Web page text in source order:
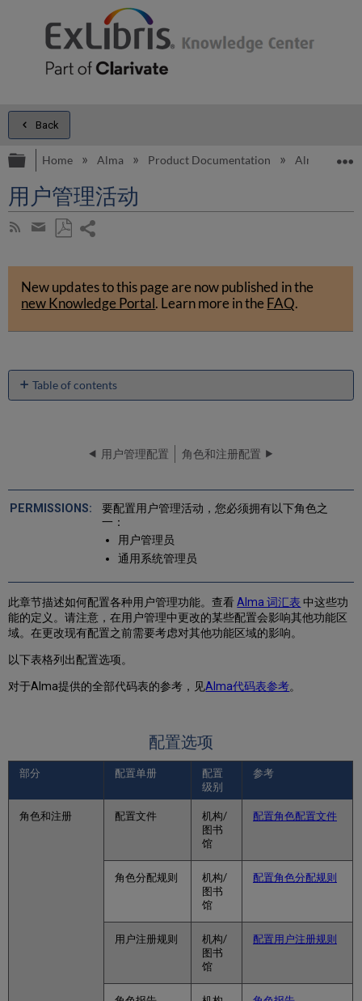
Back
Expand/collapse global hierarchy
Home Alma Product Documentation Alma Online
用户管理活动
Subscribe
RSS
Share
by
email
as
PDF
New updates to this page are now published in the
new Knowledge Portal. Learn more in theFAQ.
Table of contents
No
用户管理配置 角色和注册配置
要配置用户管理活动，您必须拥有以下角色之
一：
用户管理员
通用系统管理员
此章节描述如何配置各种用户管理功能。查看Alma 词汇表 中这些功
能的定义。请注意，在用户管理中更改的某些配置会影响其他功能区
域。在更改现有配置之前需要考虑对其他功能区域的影响。
以下表格列出配置选项。
对于Alma提供的全部代码表的参考，见Alma代码表参考。
配置选项
部分 配置单册
配置
级别
参考
角色和注册 配置文件
机构/
图书
馆
配置角色配置文件
角色分配规则
机构/
图书
馆
配置角色分配规则
用户注册规则
机构/
图书
馆
配置用户注册规则